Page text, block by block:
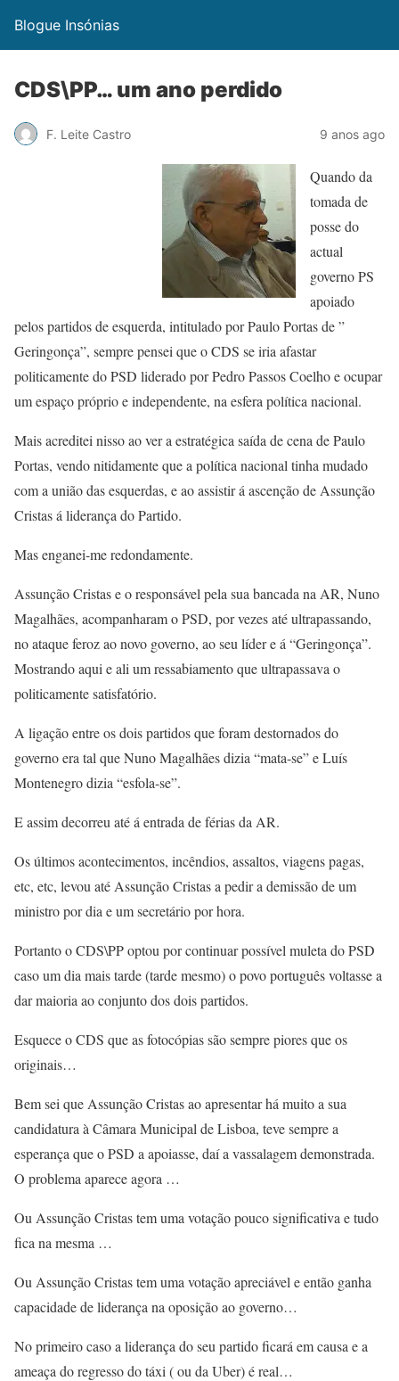
Blogue Insónias
CDS\PP… um ano perdido
F. Leite Castro 9 anos ago
Quando da
tomada de
posse do
actual
governo PS
apoiado
pelos partidos de esquerda, intitulado por Paulo Portas de ”
Geringonça”, sempre pensei que o CDS se iria afastar
politicamente do PSD liderado por Pedro Passos Coelho e ocupar
um espaço próprio e independente, na esfera política nacional.
Mais acreditei nisso ao ver a estratégica saída de cena de Paulo
Portas, vendo nitidamente que a política nacional tinha mudado
com a união das esquerdas, e ao assistir á ascenção de Assunção
Cristas á liderança do Partido.
Mas enganei-me redondamente.
Assunção Cristas e o responsável pela sua bancada na AR, Nuno
Magalhães, acompanharam o PSD, por vezes até ultrapassando,
no ataque feroz ao novo governo, ao seu líder e á “Geringonça”.
Mostrando aqui e ali um ressabiamento que ultrapassava o
politicamente satisfatório.
A ligação entre os dois partidos que foram destornados do
governo era tal que Nuno Magalhães dizia “mata-se” e Luís
Montenegro dizia “esfola-se”.
E assim decorreu até á entrada de férias da AR.
Os últimos acontecimentos, incêndios, assaltos, viagens pagas,
etc, etc, levou até Assunção Cristas a pedir a demissão de um
ministro por dia e um secretário por hora.
Portanto o CDS\PP optou por continuar possível muleta do PSD
caso um dia mais tarde (tarde mesmo) o povo português voltasse a
dar maioria ao conjunto dos dois partidos.
Esquece o CDS que as fotocópias são sempre piores que os
originais…
Bem sei que Assunção Cristas ao apresentar há muito a sua
candidatura à Câmara Municipal de Lisboa, teve sempre a
esperança que o PSD a apoiasse, daí a vassalagem demonstrada.
O problema aparece agora …
Ou Assunção Cristas tem uma votação pouco significativa e tudo
fica na mesma …
Ou Assunção Cristas tem uma votação apreciável e então ganha
capacidade de liderança na oposição ao governo…
No primeiro caso a liderança do seu partido ficará em causa e a
ameaça do regresso do táxi ( ou da Uber) é real…